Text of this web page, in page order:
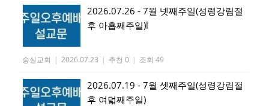
2026.07.26 - 7월 넷째주일(성령강림절
후 아홉째주일)l
숭실교회 | 2026.07.23 | 추천 0 | 조회 49
2026.07.19 - 7월 셋째주일(성령강림절
후 여덟째주일)